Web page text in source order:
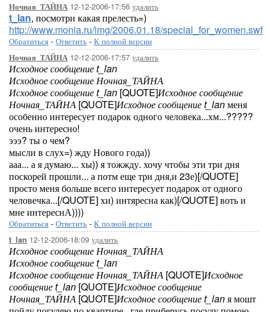
Ночная_ТАЙНА 12-12-2006-17:56 удалить
t_lan, посмотри какая прелесть=)
http://www.monia.ru/img/2006.01.18/special_for_women.swf
Обратиться - Ответить - К полной версии
Ночная_ТАЙНА 12-12-2006-17:57 удалить
Исходное сообщение t_lan
Исходное сообщение Ночная_ТАЙНА
Исходное сообщение t_lan [QUOTE]Исходное сообщение
Ночная_ТАЙНА [QUOTE]Исходное сообщение t_lanменя
особенно интересует подарок одного человека...хм...?????
очень интересно!
эээ? ты о чем?
мысли в слух=) жду Нового года))
ааа... а я думаю... хы)) я тожжду. хочу чтобы эти три дня
поскорей прошли... а потм еще три дня,и 23е)[/QUOTE]
просто меня больше всего интересует подарок от одного
человечка...[/QUOTE] хи) интяресна как)[/QUOTE] воть и
мне интереснА))))
Обратиться - Ответить - К полной версии
t_lan 12-12-2006-18:09 удалить
Исходное сообщение Ночная_ТАЙНА
Исходное сообщение t_lan
Исходное сообщение Ночная_ТАЙНА [QUOTE]Исходное
сообщение t_lan [QUOTE]Исходное сообщение
Ночная_ТАЙНА [QUOTE]Исходное сообщение t_lanя мошт